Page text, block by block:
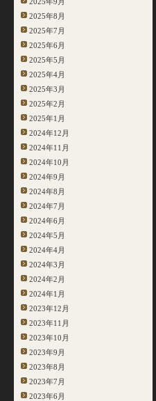
2025年8月
2025年7月
2025年6月
2025年5月
2025年4月
2025年3月
2025年2月
2025年1月
2024年12月
2024年11月
2024年10月
2024年9月
2024年8月
2024年7月
2024年6月
2024年5月
2024年4月
2024年3月
2024年2月
2024年1月
2023年12月
2023年11月
2023年10月
2023年9月
2023年8月
2023年7月
2023年6月